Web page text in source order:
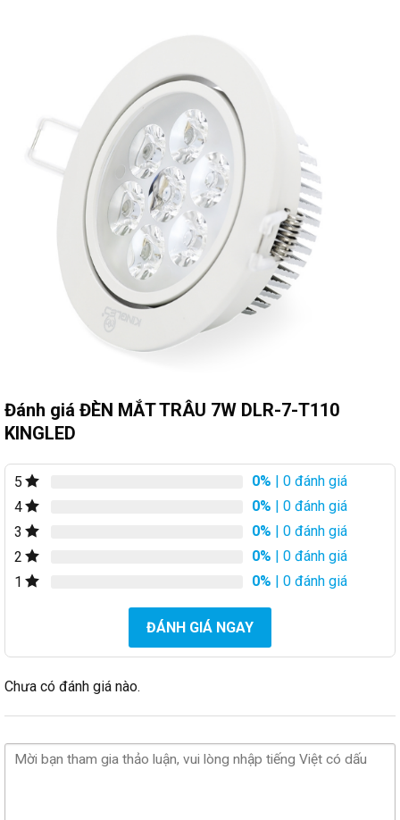
Đánh giá ĐÈN MẮT TRÂU 7W DLR-7-T110
KINGLED
5 0% | 0 đánh giá
4
0% | 0 đánh giá
3
0% | 0 đánh giá
2
0% | 0 đánh giá
1
0% | 0 đánh giá
ĐÁNH GIÁ NGAY
Chưa có đánh giá nào.